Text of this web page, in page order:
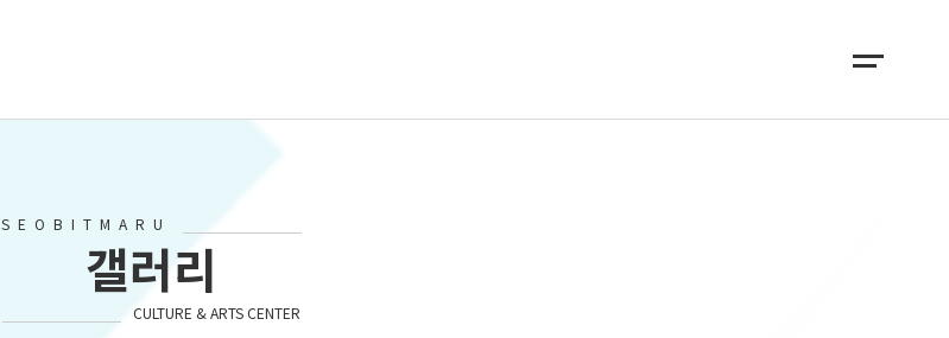
SEOBITMARU
갤러리
CULTURE & ARTS CENTER